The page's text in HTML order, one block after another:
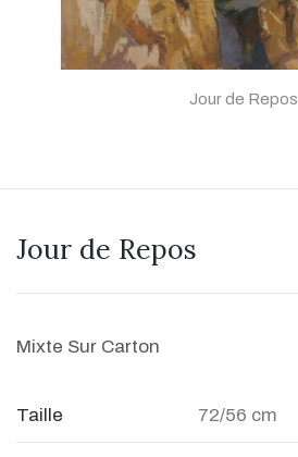
Jour de Repos
Jour de Repos
Mixte Sur Carton
Taille 72/56 cm